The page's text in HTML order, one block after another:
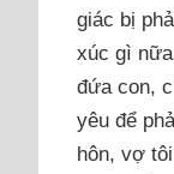
giác bị
xúc gì
đứa con,
yêu để
hôn, vợ